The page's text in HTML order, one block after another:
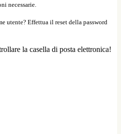
necessarie.
utente? Effettua il reset della password
la casella di posta elettronica!